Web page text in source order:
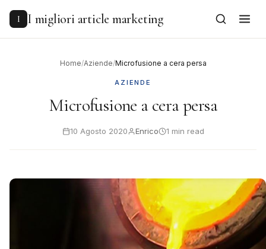
content
I I migliori article marketing
Home/Aziende/Microfusione a cera persa
AZIENDE
Microfusione a cera persa
10 Agosto 2020 Enrico 1 min read